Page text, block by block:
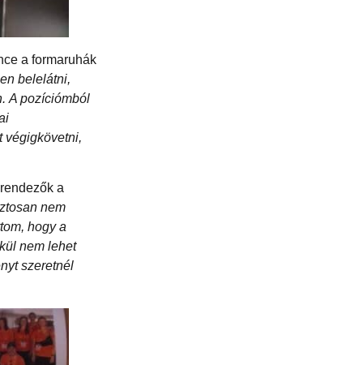
a formaruhák
belelátni,
A pozíciómból
végigkövetni,
a
nem
hogy a
nem lehet
szeretnél